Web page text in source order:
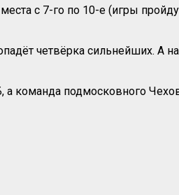
с 7-го по 10-е (игры
четвёрка сильнейших.
команда подмосковного